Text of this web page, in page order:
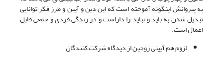
به پیروانش اینگونه آموخته است که این دین و آیین و طرز فکر توانایی
تبدیل شدن به باید و نباید را داراست و در زندگی فردی و جمعی قابل
اعمال است.
لزوم هم آیینی زوجین از دیدگاه شرکت کنندگان